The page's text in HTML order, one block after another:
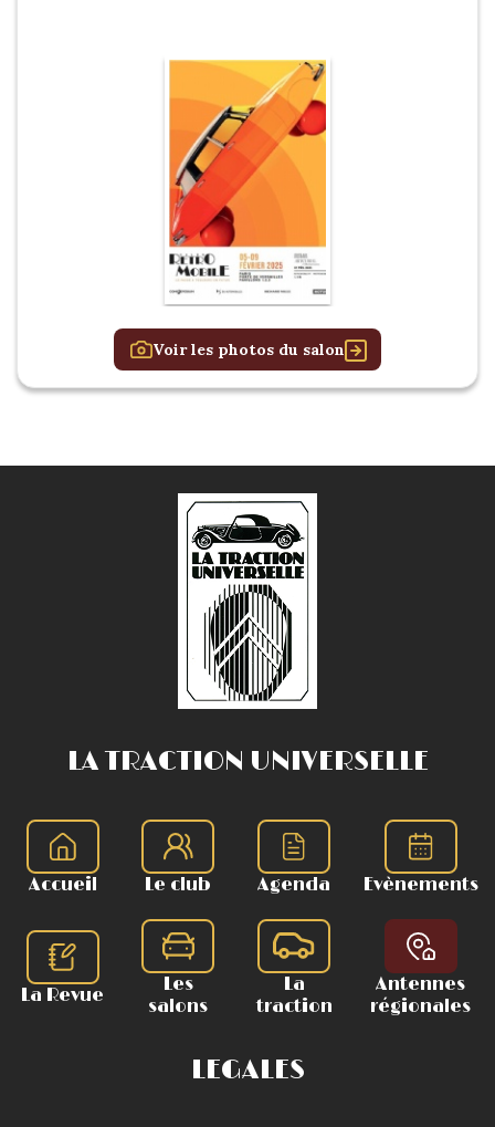
Voir les photos du salon
LA TRACTION UNIVERSELLE
Accueil Le club Agenda Evènements
La Revue
Les
salons
La
traction
Antennes
régionales
LEGALES